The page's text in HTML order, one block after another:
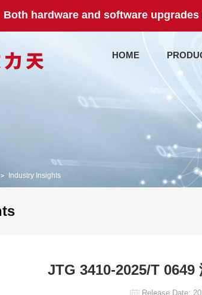
Both hardware and software
HOME
Industry Insights
JTG 3410-2025/T 0649
Release Date: